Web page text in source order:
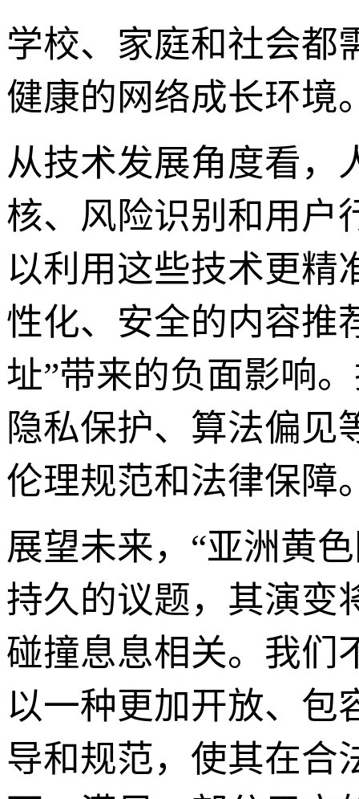
学校、家庭和社会都
健康的网络成长环境
从技术发展角度看，
核、风险识别和用户
以利用这些技术更精
性化、安全的内容推
址”带来的负面影响
隐私保护、算法偏见
伦理规范和法律保障
展望未来，“亚洲黄
持久的议题，其演变
碰撞息息相关。我们
以一种更加开放、包
导和规范，使其在合